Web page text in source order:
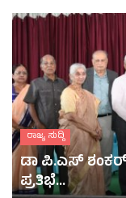
ರಾಜ್ಯ ಸುದ್ದಿ
ಡಾ ಪಿ.ಎಸ್ ಶಂಕರ್
ಪ್ರತಿಭೆ...